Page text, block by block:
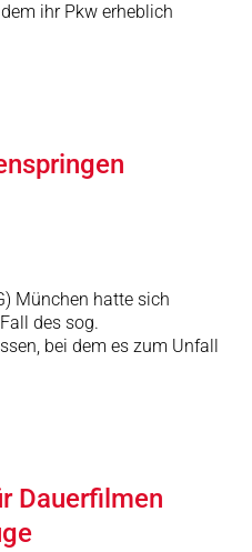
ihr Pkw erheblich
München hatte sich
des sog.
bei dem es zum Unfall
Dauerfilmen